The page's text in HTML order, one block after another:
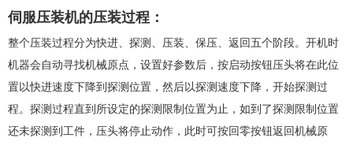
伺服压装机的压装过程：
整个压装过程分为快进、探测、压装、保压、返回五个阶段。开机时
机器会自动寻找机械原点，设置好参数后，按启动按钮压头将在此位
置以快进速度下降到探测位置，然后以探测速度下降，开始探测过
程。探测过程直到所设定的探测限制位置为止，如到了探测限制位置
还未探测到工件，压头将停止动作，此时可按回零按钮返回机械原